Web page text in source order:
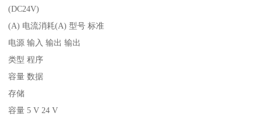
(DC24V)
(A) 电流消耗(A) 型号 标准
电源 输入 输出 输出
类型 程序
容量 数据
存储
容量 5 V 24 V